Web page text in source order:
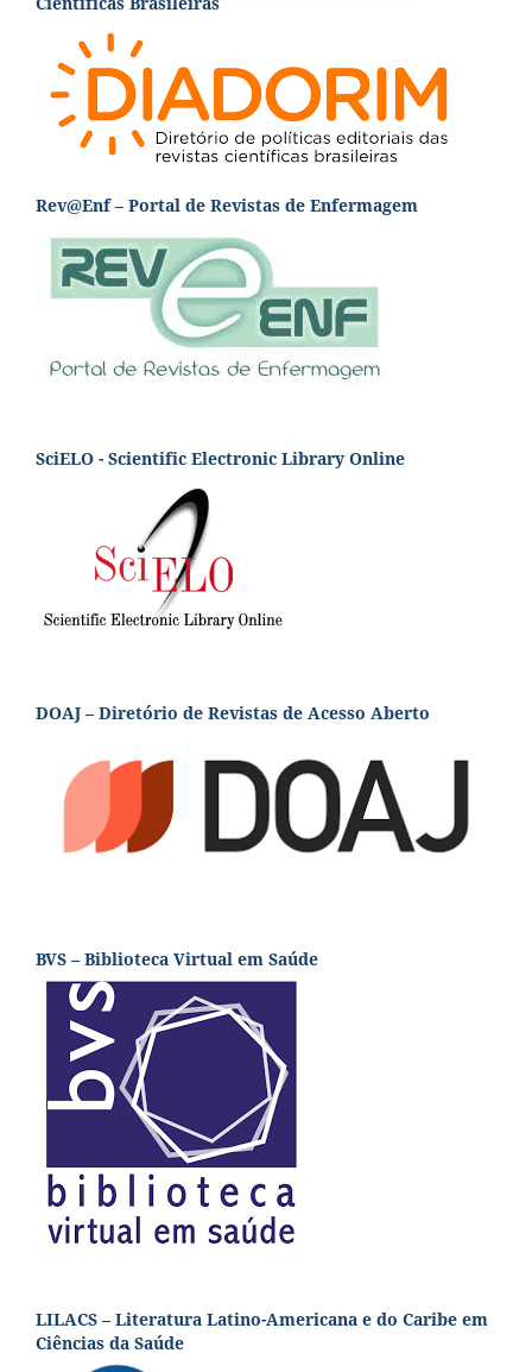
Rev@Enf – Portal de Revistas de Enfermagem
SciELO - Scientific Electronic Library Online
DOAJ – Diretório de Revistas de Acesso Aberto
BVS – Biblioteca Virtual em Saúde
LILACS – Literatura Latino-Americana e do Caribe em
Ciências da Saúde